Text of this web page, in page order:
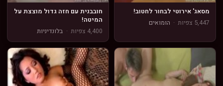
מסאג' אירוטי לבחור לחטוב!
5,447 צפיות
· הומואים
חובבנית עם חזה גדול מוצצת על
המיטה!
4,400 צפיות
· בלונדיניות